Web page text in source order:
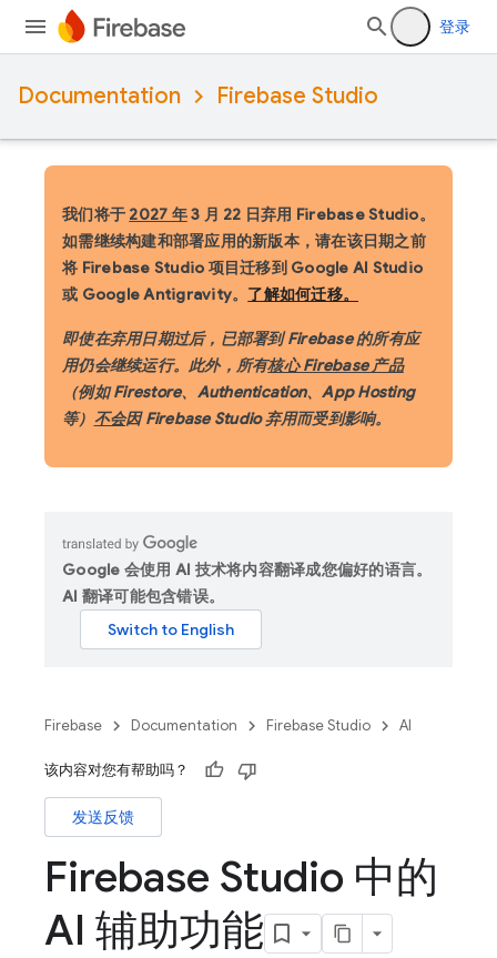
登录
Documentation Firebase Studio
我们将于 2027 年3 月 22 日弃用 Firebase Studio。
如需继续构建和部署应用的新版本，请在该日期之前
将 Firebase Studio 项目迁移到 Google AI Studio
或 Google Antigravity。 了解如何迁移。
即使在弃用日期过后，已部署到 Firebase 的所有应
用仍会继续运行。此外，所有核心 Firebase 产品
（例如 Firestore、Authentication、App Hosting
等） 不会因 Firebase Studio 弃用而受到影响。
Google 会使用 AI 技术将内容翻译成您偏好的语言。
AI 翻译可能包含错误。
Firebase Documentation Firebase Studio AI
该内容对您有帮助吗？
发送反馈
Firebase Studio 中的
AI 辅助功能